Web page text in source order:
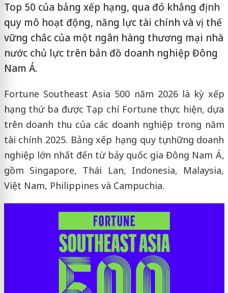
Top 50 của bảng xếp hạng, qua đó khẳng định
quy mô hoạt động, năng lực tài chính và vị thế
vững chắc của một ngân hàng thương mại nhà
nước chủ lực trên bản đồ doanh nghiệp Đông
Nam Á.
Fortune Southeast Asia 500 năm 2026 là kỳ xếp
hạng thứ ba được Tạp chí Fortune thực hiện, dựa
trên doanh thu của các doanh nghiệp trong năm
tài chính 2025. Bảng xếp hạng quy tụ những doanh
nghiệp lớn nhất đến từ bảy quốc gia Đông Nam Á,
gồm Singapore, Thái Lan, Indonesia, Malaysia,
Việt Nam, Philippines và Campuchia.